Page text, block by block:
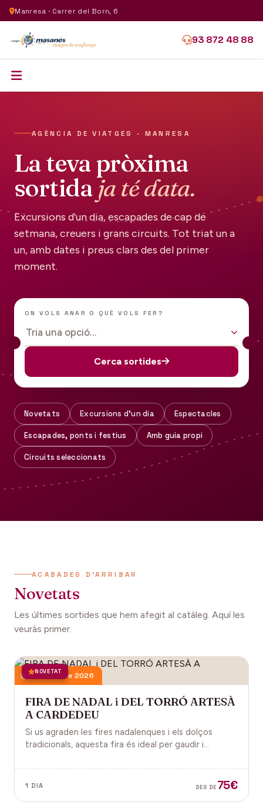
Manresa · Carrer del Born, 6
93 872 48 88
AGÈNCIA DE VIATGES · MANRESA
La teva pròxima
sortidaja té data.
Excursions d'un dia, escapades de cap de
setmana, creuers i grans circuits. Tot triat un a
un, amb dates i preus clars des del primer
moment.
ON VOLS ANAR O QUÈ VOLS FER?
Tria una opció…
Cerca sortides
Novetats Excursions d'un dia Espectacles
Escapades, ponts i festius Amb guia propi
Circuits seleccionats
ACABADES D'ARRIBAR
Novetats
Les últimes sortides que hem afegit al catàleg. Aquí les
veuràs primer.
NOVETAT
13 desembre 2026
FIRA DE NADAL i DEL TORRÓ ARTESÀ
A CARDEDEU
Si us agraden les fires nadalenques i els dolços
tradicionals, aquesta fira és ideal per gaudir i
1 DIA DES DE 75€